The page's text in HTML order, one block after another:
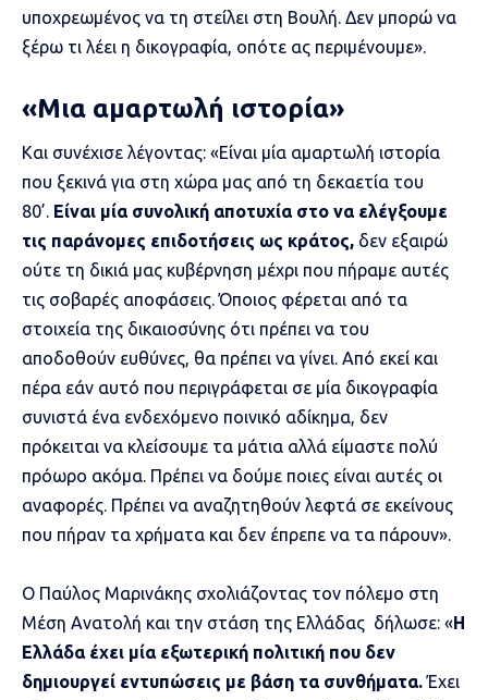
υποχρεωμένος να τη στείλει στη Βουλή. Δεν μπορώ να
ξέρω τι λέει η δικογραφία, οπότε ας περιμένουμε».
«Μια αμαρτωλή ιστορία»
Και συνέχισε λέγοντας: «Είναι μία αμαρτωλή ιστορία
που ξεκινά για στη χώρα μας από τη δεκαετία του
80’. Είναι μία συνολική αποτυχία στο να ελέγξουμε
τις παράνομες επιδοτήσεις ως κράτος, δεν εξαιρώ
ούτε τη δικιά μας κυβέρνηση μέχρι που πήραμε αυτές
τις σοβαρές αποφάσεις. Όποιος φέρεται από τα
στοιχεία της δικαιοσύνης ότι πρέπει να του
αποδοθούν ευθύνες, θα πρέπει να γίνει. Από εκεί και
πέρα εάν αυτό που περιγράφεται σε μία δικογραφία
συνιστά ένα ενδεχόμενο ποινικό αδίκημα, δεν
πρόκειται να κλείσουμε τα μάτια αλλά είμαστε πολύ
πρόωρο ακόμα. Πρέπει να δούμε ποιες είναι αυτές οι
αναφορές. Πρέπει να αναζητηθούν λεφτά σε εκείνους
που πήραν τα χρήματα και δεν έπρεπε να τα πάρουν».
Ο Παύλος Μαρινάκης σχολιάζοντας τον πόλεμο στη
Μέση Ανατολή και την στάση της Ελλάδας δήλωσε: «Η
Ελλάδα έχει μία εξωτερική πολιτική που δεν
δημιουργεί εντυπώσεις με βάση τα συνθήματα.Έχει